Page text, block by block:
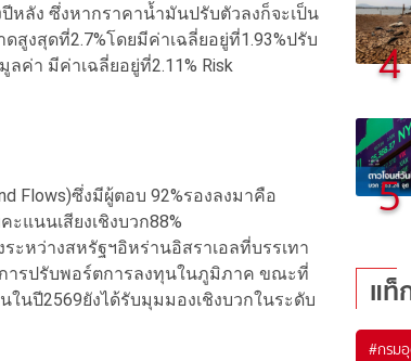
ลัง ซึ่งหากราคาน้ำมันปรับตัวลงก็จะเป็น
งสุดที่2.7%โดยมีค่าเฉลี่ยอยู่ที่1.93%ปรับ
ลค่า มีค่าเฉลี่ยอยู่ที่2.11% Risk
Flows)ซึ่งมีผู้ตอบ 92%รองลงมาคือ
แนนเสียงเชิงบวก88%
หว่างสหรัฐฯอิหร่านอิสราเอลที่บรรเทา
ารปรับพอร์ตการลงทุนในภูมิภาค ขณะที่
นปี2569ยังได้รับมุมมองเชิงบวกในระดับ
4
5
แท็
#กรม